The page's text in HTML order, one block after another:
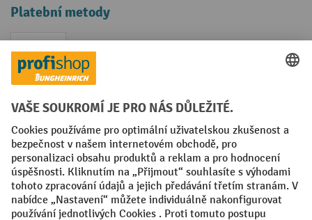
Platební metody
Faktura
Sociální sítě
Facebook
YouTubeLinkedIn
VODP Otisk